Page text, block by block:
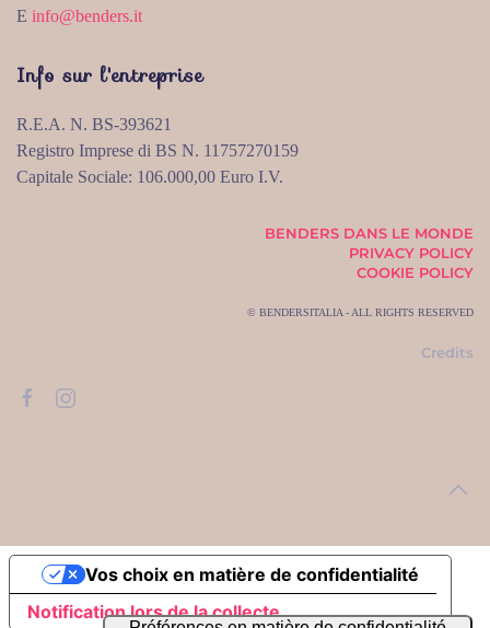
E info@benders.it
Info sur l'entreprise
R.E.A. N. BS-393621
Registro Imprese di BS N. 11757270159
Capitale Sociale: 106.000,00 Euro I.V.
BENDERS DANS LE MONDE
PRIVACY POLICY
COOKIE POLICY
© BENDERSITALIA - ALL RIGHTS RESERVED
Credits
Notification lors de la collecte
Vos choix en matière de confidentialité